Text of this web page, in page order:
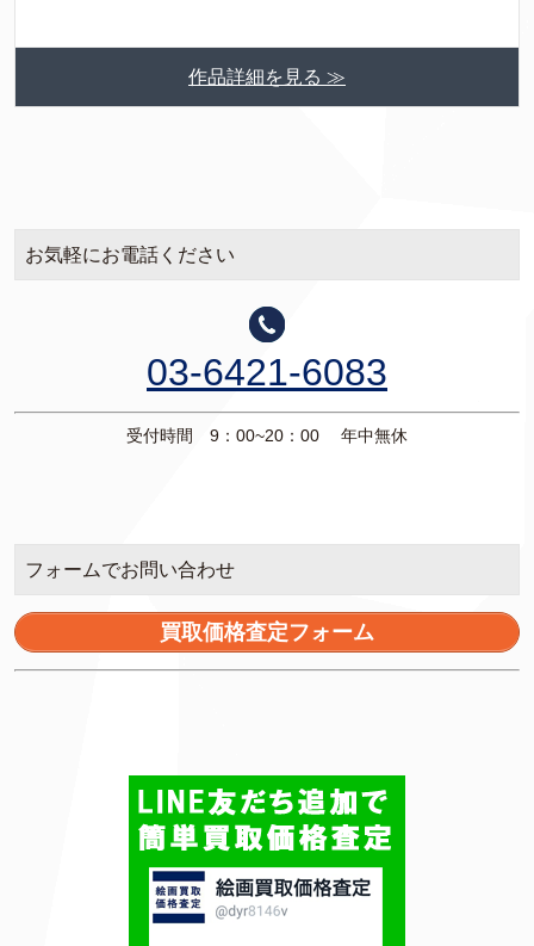
作品詳細を見る ≫
お気軽にお電話ください
03-6421-6083
受付時間 9：00~20：00 年中無休
フォームでお問い合わせ
買取価格査定フォーム